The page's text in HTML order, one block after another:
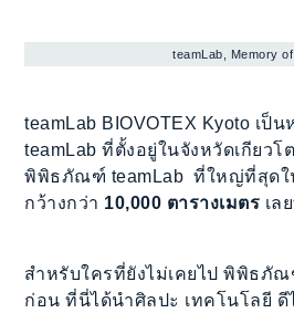
teamLab, Memory
teamLab BIOVOTEX Kyoto เ
teamLab ที่ตั้งอยู่ในจังหวัดเกียวโ
พิพิธภัณฑ์ teamLab ที่ใหญ่ที่สุด
กว้างกว่า 10,000 ตารางเมตร เล
สำหรับใครที่ยังไม่เคยไป พิพิธภัณ
ก่อน ที่นี่ได้นำศิลปะ เทคโนโลยี